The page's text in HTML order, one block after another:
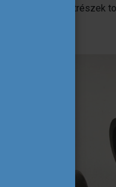
megtervezett